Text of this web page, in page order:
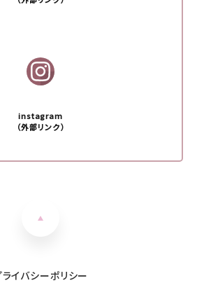
instagram
（外部リンク）
ライバシーポリシー